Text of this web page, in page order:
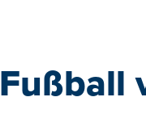
Fußball